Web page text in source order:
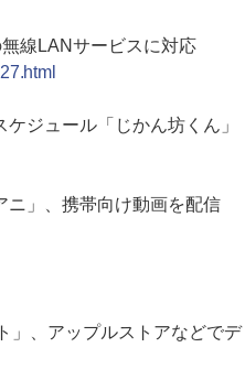
線LANサービスに対応
ジュール「じかん坊くん」
ニ」、携帯向け動画を配信
」、アップルストアなどでデ